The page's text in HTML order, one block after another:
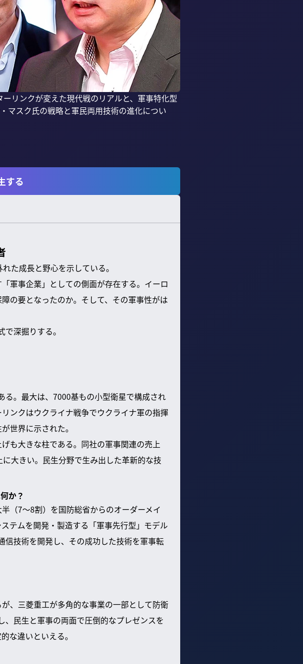
リンクが変えた現代戦のリアルと、軍事特化型
マスク氏の戦略と軍民両用技術の進化につい
する
た成長と野心を示している。
軍事企業」としての側面が存在する。イーロ
の要となったのか。そして、その軍事性がは
深掘りする。
る。最大は、7000基もの小型衛星で構成され
ンクはウクライナ戦争でウクライナ軍の指揮
世界に示された。
も大きな柱である。同社の軍事関連の売上
大きい。民生分野で生み出した革新的な技
か？
（7〜8割）を国防総省からのオーダーメイ
テムを開発・製造する「軍事先行型」モデル
信技術を開発し、その成功した技術を軍事転
、三菱重工が多角的な事業の一部として防衛
民生と軍事の両面で圧倒的なプレゼンスを
な違いといえる。